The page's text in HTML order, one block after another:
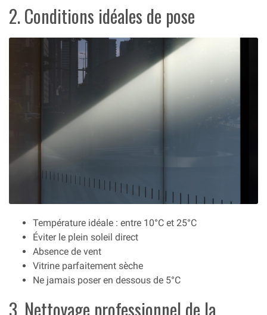
2. Conditions idéales de pose
Température idéale : entre 10°C et 25°C
Éviter le plein soleil direct
Absence de vent
Vitrine parfaitement sèche
Ne jamais poser en dessous de 5°C
3. Nettoyage professionnel de la